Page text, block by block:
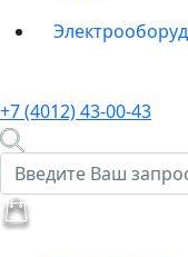
+7 (4012) 43-00-43